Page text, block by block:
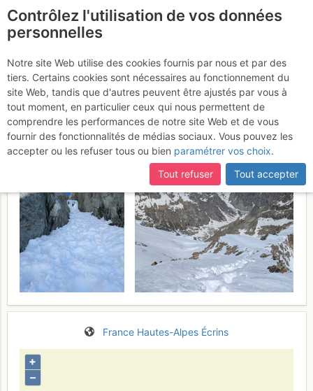
Pic de Neige Cordier :
Couloir S du col Émlie Pic
et Arête N
Dimanche 24 mai 2026
France Hautes-Alpes Écrins
+
–
Contrôlez l'utilisation de vos données
personnelles
Notre site Web utilise des cookies fournis par nous et par des
tiers. Certains cookies sont nécessaires au fonctionnement du
site Web, tandis que d'autres peuvent être ajustés par vous à
tout moment, en particulier ceux qui nous permettent de
comprendre les performances de notre site Web et de vous
fournir des fonctionnalités de médias sociaux. Vous pouvez les
accepter ou les refuser tous ou bien paramétrer vos choix.
Tout refuser
Tout accepter